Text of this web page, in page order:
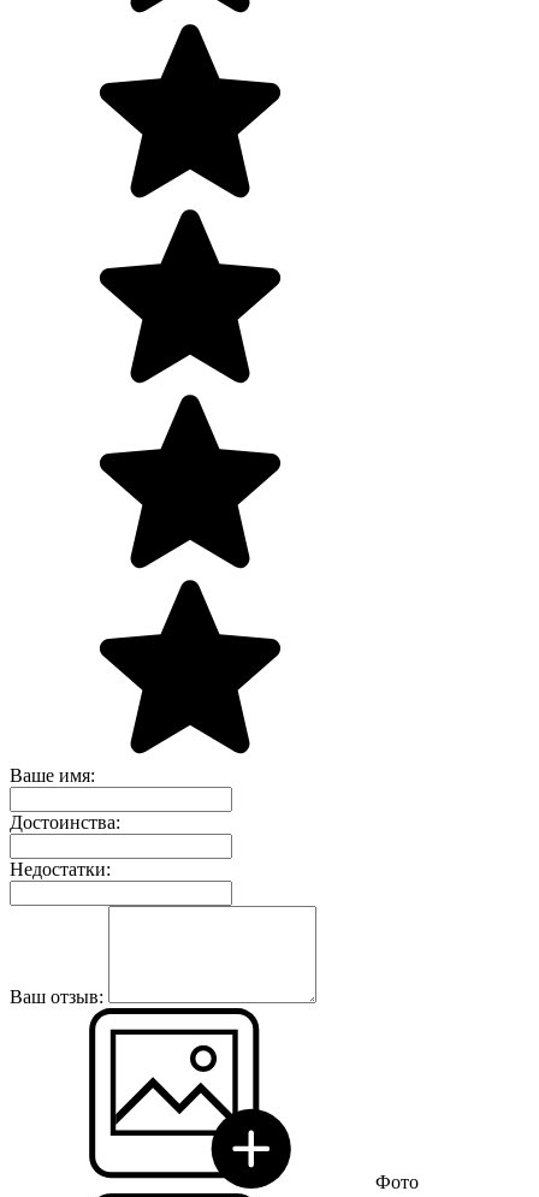
Ваше имя:
Достоинства:
Недостатки:
Ваш отзыв:
Фото